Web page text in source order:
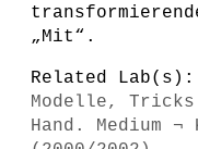
„Mit“.
Related Lab(s):
Modelle, Tricks
Hand. Medium